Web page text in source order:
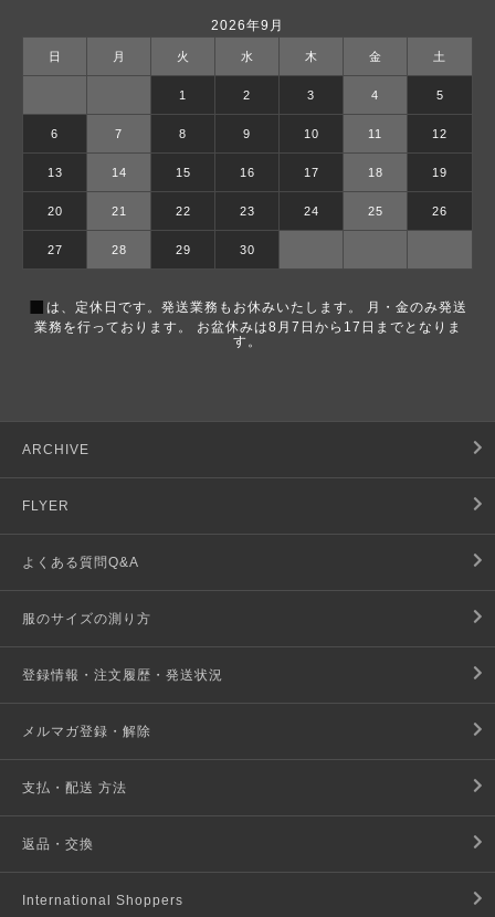
2026年9月
日 月 火 水 木 金 土
1 2 3 4 5
6 7 8 9 10 11 12
13 14 15 16 17 18 19
20 21 22 23 24 25 26
27 28 29 30
■ は、定休日です。発送業務もお休みいたします。 月・金のみ発送
業務を行っております。 お盆休みは8月7日から17日までとなりま
す。
ARCHIVE
FLYER
よくある質問Q&A
服のサイズの測り方
登録情報・注文履歴・発送状況
メルマガ登録・解除
支払・配送 方法
返品・交換
International Shoppers